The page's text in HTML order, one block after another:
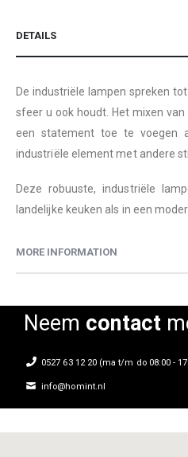
DETAILS
De industriële lampen spreken
sfeer u ook houdt. Het mixen
een statement toe te voegen
industriële element met andere
Deze robuuste, industriële
landelijke keuken als in een
MORE INFORMATION
Neem contact
0527 63 12 20 (ma t/m do 08:00 -
info@homint.nl